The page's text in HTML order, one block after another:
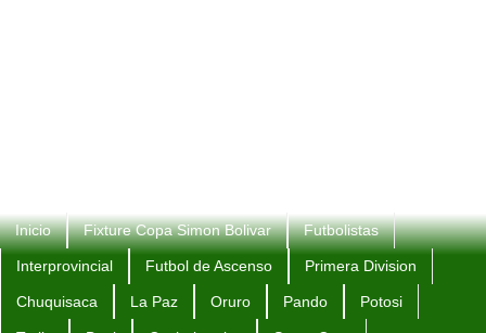
Inicio Fixture Copa Simon Bolivar Futbolistas
Interprovincial Futbol de Ascenso Primera Division
Chuquisaca La Paz Oruro Pando Potosi